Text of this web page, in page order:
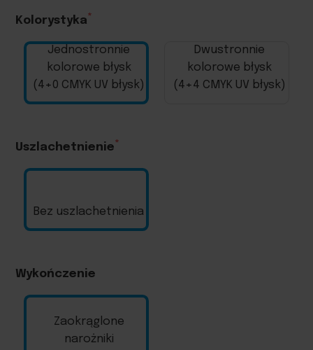
Kolorystyka
Jednostronnie
kolorowe błysk
(4+0 CMYK UV błysk)
Dwustronnie
kolorowe błysk
(4+4 CMYK UV błysk)
Uszlachetnienie
Bez uszlachetnienia
Wykończenie
Zaokrąglone
narożniki